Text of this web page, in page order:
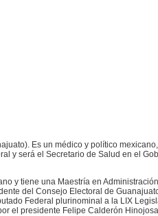
Es un médico y político
y será el Secretario de Salud en el
y tiene una Maestría en
del Consejo Electoral de
Federal plurinominal a la LIX
el presidente Felipe Calderón